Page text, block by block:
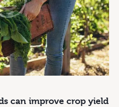
can improve crop yield